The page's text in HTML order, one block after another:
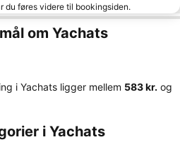
du føres videre til bookingsiden.
om Yachats
i Yachats ligger mellem ‎583 kr. og
i Yachats